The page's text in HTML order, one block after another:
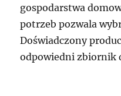
gospodarstwa
potrzeb pozwala
Doświadczony
odpowiedni zbiornik